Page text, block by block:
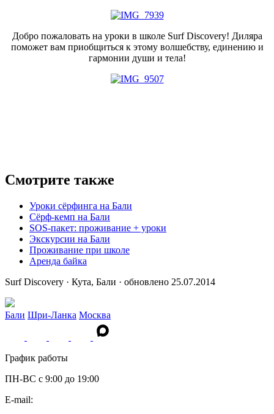
Добро пожаловать на уроки в школе Surf Discovery! Диляра
поможет вам приобщиться к этому волшебству, единению и
гармонии души и тела!
Смотрите также
Уроки сёрфинга на Бали
Сёрф-кемп на Бали
SOS-пакет: проживание + уроки
Экскурсии на Бали
Проживание при школе
Аренда байка
Surf Discovery · Кута, Бали · обновлено 25.07.2014
Бали Шри-Ланка Москва
График работы
ПН-ВС c 9:00 до 19:00
E-mail: